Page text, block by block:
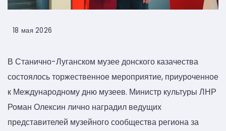
18 мая 2026
В Станично-Луганском музее донского казачества
состоялось торжественное мероприятие, приуроченное
к Международному дню музеев. Министр культуры ЛНР
Роман Олексин лично наградил ведущих
представителей музейного сообщества региона за